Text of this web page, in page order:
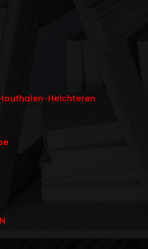
Helchteren